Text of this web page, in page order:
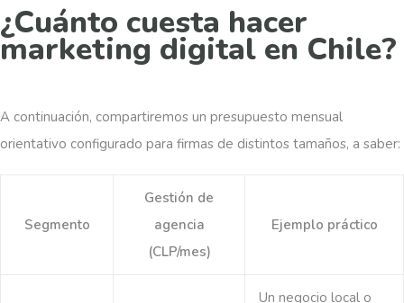
¿Cuánto cuesta hacer
marketing digital en Chile?
A continuación, compartiremos un presupuesto mensual
orientativo configurado para firmas de distintos tamaños, a saber:
Segmento
Gestión de
agencia
(CLP/mes)
Ejemplo práctico
Un negocio local o